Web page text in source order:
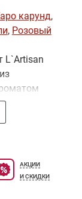
карунд,
, Розовый
L`Artisan
как на
АКЦИИ
И СКИДКИ